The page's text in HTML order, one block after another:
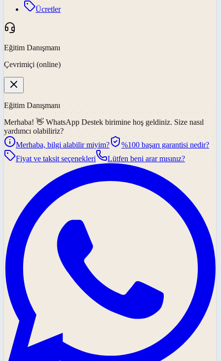
Ücretler
Eğitim Danışmanı
Çevrimiçi (online)
Eğitim Danışmanı
Merhaba! 👋 WhatsApp Destek birimine hoş geldiniz. Size nasıl
yardımcı olabiliriz?
Merhaba, bilgi alabilir miyim?
%100 başarı garantisi nedir?
Fiyat ve taksit seçenekleri
Lütfen beni arar mısınız?